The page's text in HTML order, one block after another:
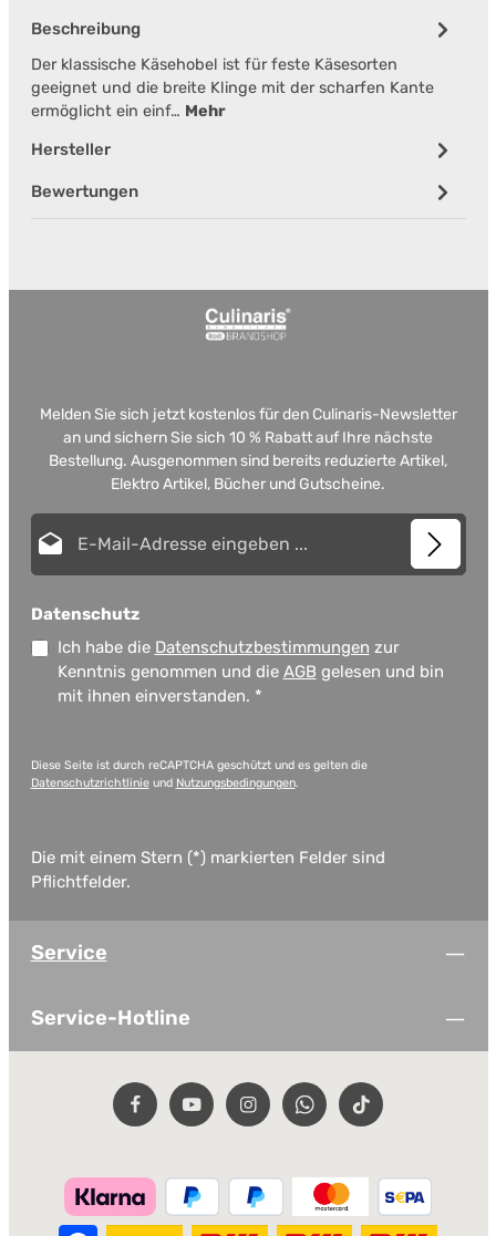
Beschreibung
Der klassische Käsehobel ist für feste Käsesorten
geeignet und die breite Klinge mit der scharfen Kante
ermöglicht ein einf… Mehr
Hersteller
Bewertungen
Melden Sie sich jetzt kostenlos für den Culinaris-Newsletter
an und sichern Sie sich 10 % Rabatt auf Ihre nächste
Bestellung. Ausgenommen sind bereits reduzierte Artikel,
Elektro Artikel, Bücher und Gutscheine.
Datenschutz
Ich habe die Datenschutzbestimmungen zur
Kenntnis genommen und die AGB gelesen und bin
mit ihnen einverstanden. *
Diese Seite ist durch reCAPTCHA geschützt und es gelten die
Datenschutzrichtlinieund Nutzungsbedingungen.
Die mit einem Stern (*) markierten Felder sind
Pflichtfelder.
Service
Service-Hotline